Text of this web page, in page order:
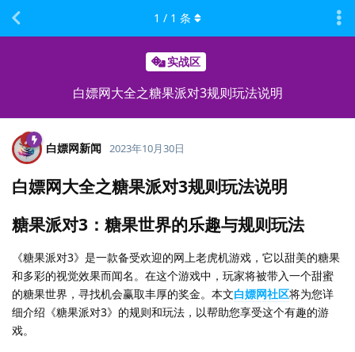
实战区
白嫖网大全之糖果派对3规则玩法说明
1 / 1 条
白嫖网新闻 2023年10月30日
白嫖网大全之糖果派对3规则玩法说明
糖果派对3：糖果世界的乐趣与规则玩法
《糖果派对3》是一款备受欢迎的网上老虎机游戏，它以甜美的糖果
和多彩的视觉效果而闻名。在这个游戏中，玩家将被带入一个甜蜜
的糖果世界，寻找机会赢取丰厚的奖金。本文白嫖网社区将为您详
细介绍《糖果派对3》的规则和玩法，以帮助您享受这个有趣的游
戏。